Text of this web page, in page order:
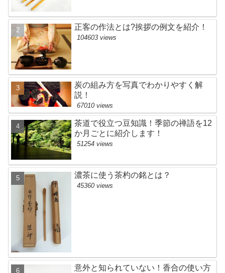
正客の作法とは?挨拶の例文を紹介！
104603 views
炭の組み方を写真でわかりやすく解
説！
67010 views
茶道で役立つ豆知識！季節の禅語を12
か月ごとに紹介します！
51254 views
濃茶に使う茶杓の銘とは？
45360 views
意外と知られていない！香合の使い方